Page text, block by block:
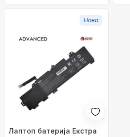
Ново
Лаптоп батерија Екстра